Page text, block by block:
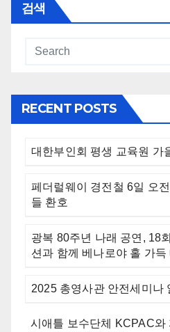
검색
RECENT POSTS
대한부인회 평생 교육원 가
페더럴웨이 경전철 6일 오
들 환호
광복 80주년 나래 공연, 18
션과 함께 베나로야 홀 가득
2025 총영사관 안전세미나
시애틀 보수단체 KCPAC와